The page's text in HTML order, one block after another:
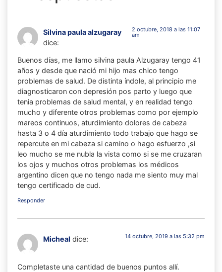
Silvina paula alzugaray
dice:
2 octubre, 2018 a las 11:07
am
Buenos días, me llamo silvina paula Alzugaray tengo 41
años y desde que nació mi hijo mas chico tengo
problemas de salud. De distinta índole, al principio me
diagnosticaron con depresión pos parto y luego que
tenia problemas de salud mental, y en realidad tengo
mucho y diferente otros problemas como por ejemplo
mareos continuos, aturdimiento dolores de cabeza
hasta 3 o 4 día aturdimiento todo trabajo que hago se
repercute en mi cabeza si camino o hago esfuerzo ,si
leo mucho se me nubla la vista como si se me cruzaran
los ojos y muchos otros problemas los médicos
argentino dicen que no tengo nada me siento muy mal
tengo certificado de cud.
Responder
Micheal dice: 14 octubre, 2019 a las 5:32 pm
Completaste una cantidad de buenos puntos allí.